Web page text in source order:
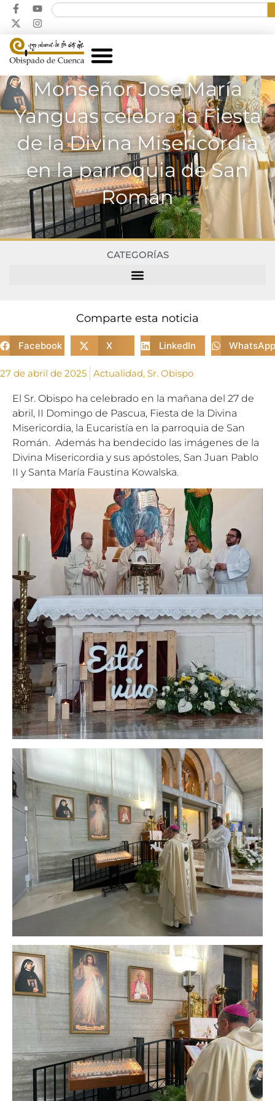
Monseñor José María
Yanguas celebra la Fiesta
de la Divina Misericordia
en la parroquia de San
Román
CATEGORÍAS
Comparte esta noticia
Facebook X LinkedIn WhatsApp
27 de abril de 2025 Actualidad, Sr. Obispo
El Sr. Obispo ha celebrado en la mañana del 27 de
abril, II Domingo de Pascua, Fiesta de la Divina
Misericordia, la Eucaristía en la parroquia de San
Román. Además ha bendecido las imágenes de la
Divina Misericordia y sus apóstoles, San Juan Pablo
II y Santa María Faustina Kowalska.